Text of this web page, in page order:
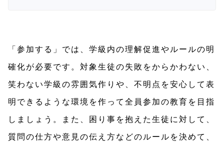
「参加する」では、学級内の理解促進やルールの明
確化が必要です。対象生徒の失敗をからかわない、
笑わない学級の雰囲気作りや、不明点を安心して表
明できるような環境を作って全員参加の教育を目指
しましょう。また、困り事を抱えた生徒に対して、
質問の仕方や意見の伝え方などのルールを決めて、